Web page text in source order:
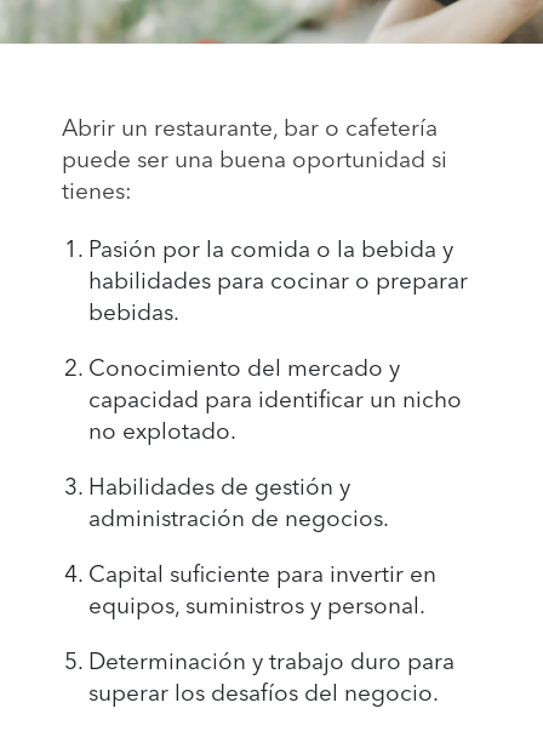
Abrir un restaurante, bar o cafetería
puede ser una buena oportunidad si
tienes:
Pasión por la comida o la bebida y
habilidades para cocinar o preparar
bebidas.
Conocimiento del mercado y
capacidad para identificar un nicho
no explotado.
Habilidades de gestión y
administración de negocios.
Capital suficiente para invertir en
equipos, suministros y personal.
Determinación y trabajo duro para
superar los desafíos del negocio.